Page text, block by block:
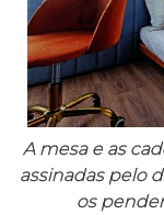
A mesa e as
assinadas pelo
os